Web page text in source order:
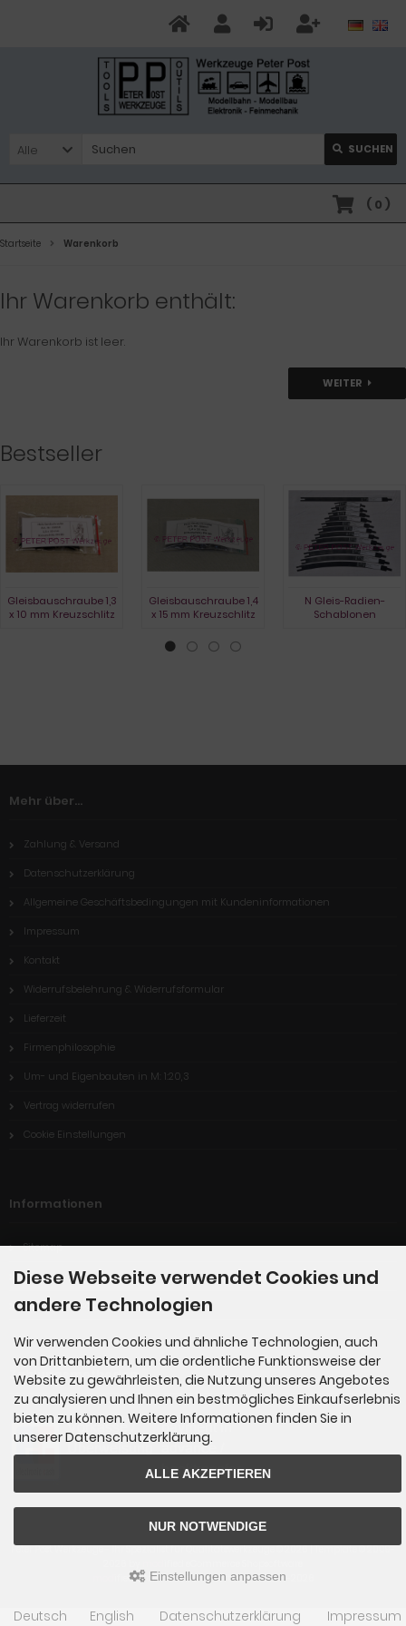
Alle SUCHEN
( 0 )
Startseite Warenkorb
Ihr Warenkorb enthält:
Ihr Warenkorb ist leer.
WEITER
Bestseller
Gleisbauschraube 1,3
x 10 mm Kreuzschlitz
Gleisbauschraube 1,4
x 15 mm Kreuzschlitz
N Gleis-Radien-
Schablonen
Mehr über...
Zahlung & Versand
Datenschutzerklärung
Allgemeine Geschäftsbedingungen mit Kundeninformationen
Impressum
Kontakt
Widerrufsbelehrung & Widerrufsformular
Lieferzeit
Firmenphilosophie
Um- und Eigenbauten in M: 1:20,3
Vertrag widerrufen
Cookie Einstellungen
Informationen
Sitemap
Katalog
LUCID-Verpackungsregister
Zahlungsmethoden
Peter Post Werkzeuge - Ihr Spezialist für Qualitätswerkzeuge © 2026 | Template © 2009-
ified eCommerce Shopsoftware © 2009-2026
Diese Webseite verwendet Cookies und
andere Technologien
Wir verwenden Cookies und ähnliche Technologien, auch
von Drittanbietern, um die ordentliche Funktionsweise der
Website zu gewährleisten, die Nutzung unseres Angebotes
zu analysieren und Ihnen ein bestmögliches Einkaufserlebnis
bieten zu können. Weitere Informationen finden Sie in
unserer Datenschutzerklärung.
ALLE AKZEPTIEREN
NUR NOTWENDIGE
Einstellungen anpassen
Deutsch English Datenschutzerklärung Impressum